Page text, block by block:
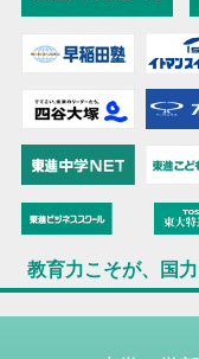
教育力こそが、国力